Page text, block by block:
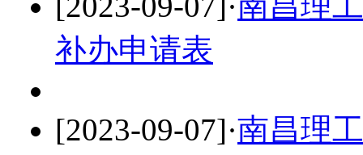
补办申请表
[2023-09-07]·南昌理